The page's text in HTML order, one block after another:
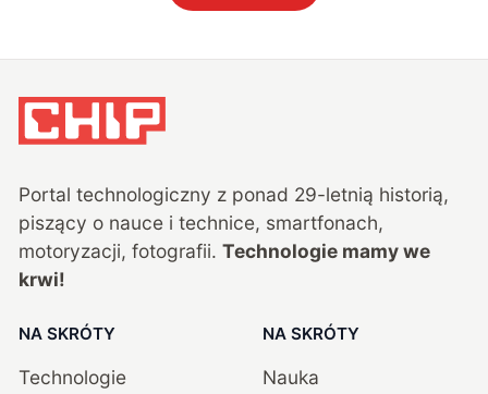
Portal technologiczny z ponad 29-letnią historią,
piszący o nauce i technice, smartfonach,
motoryzacji, fotografii. Technologie mamy we
krwi!
NA SKRÓTY
Technologie
NA SKRÓTY
Nauka